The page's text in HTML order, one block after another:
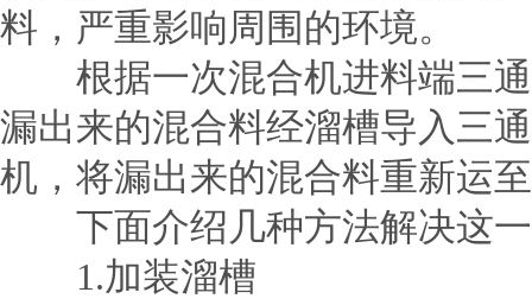
料，严重影响周围的环境。
根据一次混合机进料端三通
漏出来的混合料经溜槽导入三
机，将漏出来的混合料重新运
下面介绍几种方法解决这一
1.加装溜槽